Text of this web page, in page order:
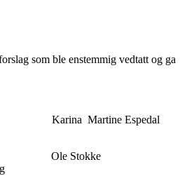
som ble enstemmig vedtatt og ga
Martine
Ole